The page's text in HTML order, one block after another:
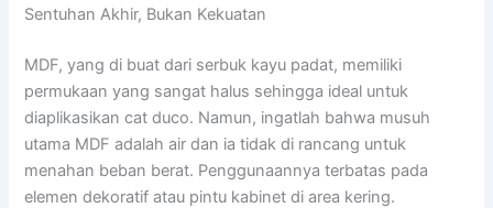
Sentuhan Akhir, Bukan Kekuatan
MDF, yang di buat dari serbuk kayu padat, memiliki
permukaan yang sangat halus sehingga ideal untuk
diaplikasikan cat duco. Namun, ingatlah bahwa musuh
utama MDF adalah air dan ia tidak di rancang untuk
menahan beban berat. Penggunaannya terbatas pada
elemen dekoratif atau pintu kabinet di area kering.